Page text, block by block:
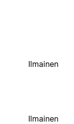
Ilmainen
Ilmainen